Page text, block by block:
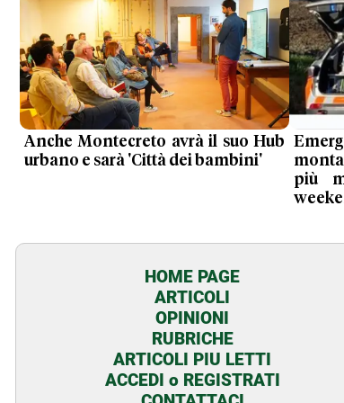
Anche Montecreto avrà il suo Hub
urbano e sarà 'Città dei bambini'
più
HOME PAGE
ARTICOLI
OPINIONI
RUBRICHE
ARTICOLI PIU LETTI
ACCEDI o REGISTRATI